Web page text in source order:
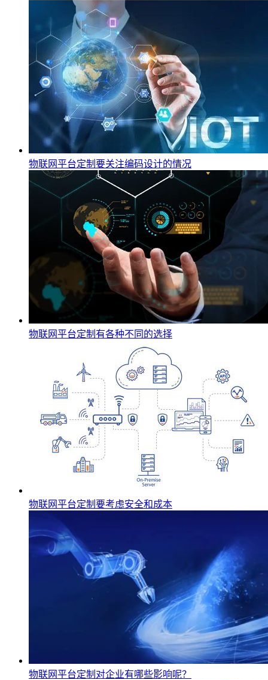
物联网平台定制要关注编码设计的情况
物联网平台定制有各种不同的选择
物联网平台定制要考虑安全和成本
物联网平台定制对企业有哪些影响呢？